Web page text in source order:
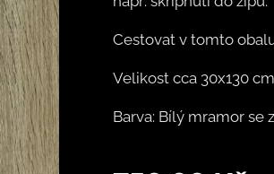
Cestovat v tomto
Velikost cca 30x130
Barva: Bílý mramor se